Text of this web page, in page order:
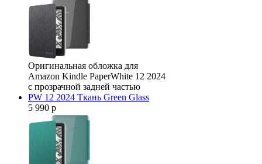
Оригинальная обложка для
Amazon Kindle PaperWhite 12 2024
с прозрачной задней частью
PW 12 2024 Ткань Green Glass
5 990 р